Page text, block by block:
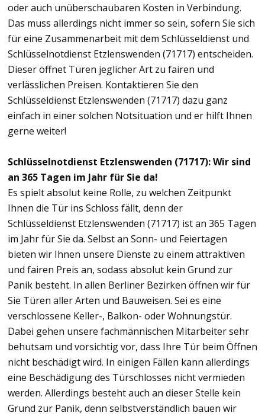
oder auch unüberschaubaren Kosten in Verbindung.
Das muss allerdings nicht immer so sein, sofern Sie sich
für eine Zusammenarbeit mit dem Schlüsseldienst und
Schlüsselnotdienst Etzlenswenden (71717) entscheiden.
Dieser öffnet Türen jeglicher Art zu fairen und
verlässlichen Preisen. Kontaktieren Sie den
Schlüsseldienst Etzlenswenden (71717) dazu ganz
einfach in einer solchen Notsituation und er hilft Ihnen
gerne weiter!
Schlüsselnotdienst Etzlenswenden (71717): Wir sind
an 365 Tagen im Jahr für Sie da!
Es spielt absolut keine Rolle, zu welchen Zeitpunkt
Ihnen die Tür ins Schloss fällt, denn der
Schlüsseldienst Etzlenswenden (71717) ist an 365 Tagen
im Jahr für Sie da. Selbst an Sonn- und Feiertagen
bieten wir Ihnen unsere Dienste zu einem attraktiven
und fairen Preis an, sodass absolut kein Grund zur
Panik besteht. In allen Berliner Bezirken öffnen wir für
Sie Türen aller Arten und Bauweisen. Sei es eine
verschlossene Keller-, Balkon- oder Wohnungstür.
Dabei gehen unsere fachmännischen Mitarbeiter sehr
behutsam und vorsichtig vor, dass Ihre Tür beim Öffnen
nicht beschädigt wird. In einigen Fällen kann allerdings
eine Beschädigung des Türschlosses nicht vermieden
werden. Allerdings besteht auch an dieser Stelle kein
Grund zur Panik, denn selbstverständlich bauen wir